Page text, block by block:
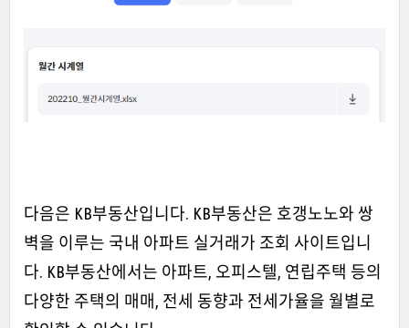
다음은 KB부동산입니다. KB부동산은 호갱노노와 쌍
벽을 이루는 국내 아파트 실거래가 조회 사이트입니
다. KB부동산에서는 아파트, 오피스텔, 연립주택 등의
다양한 주택의 매매, 전세 동향과 전세가율을 월별로